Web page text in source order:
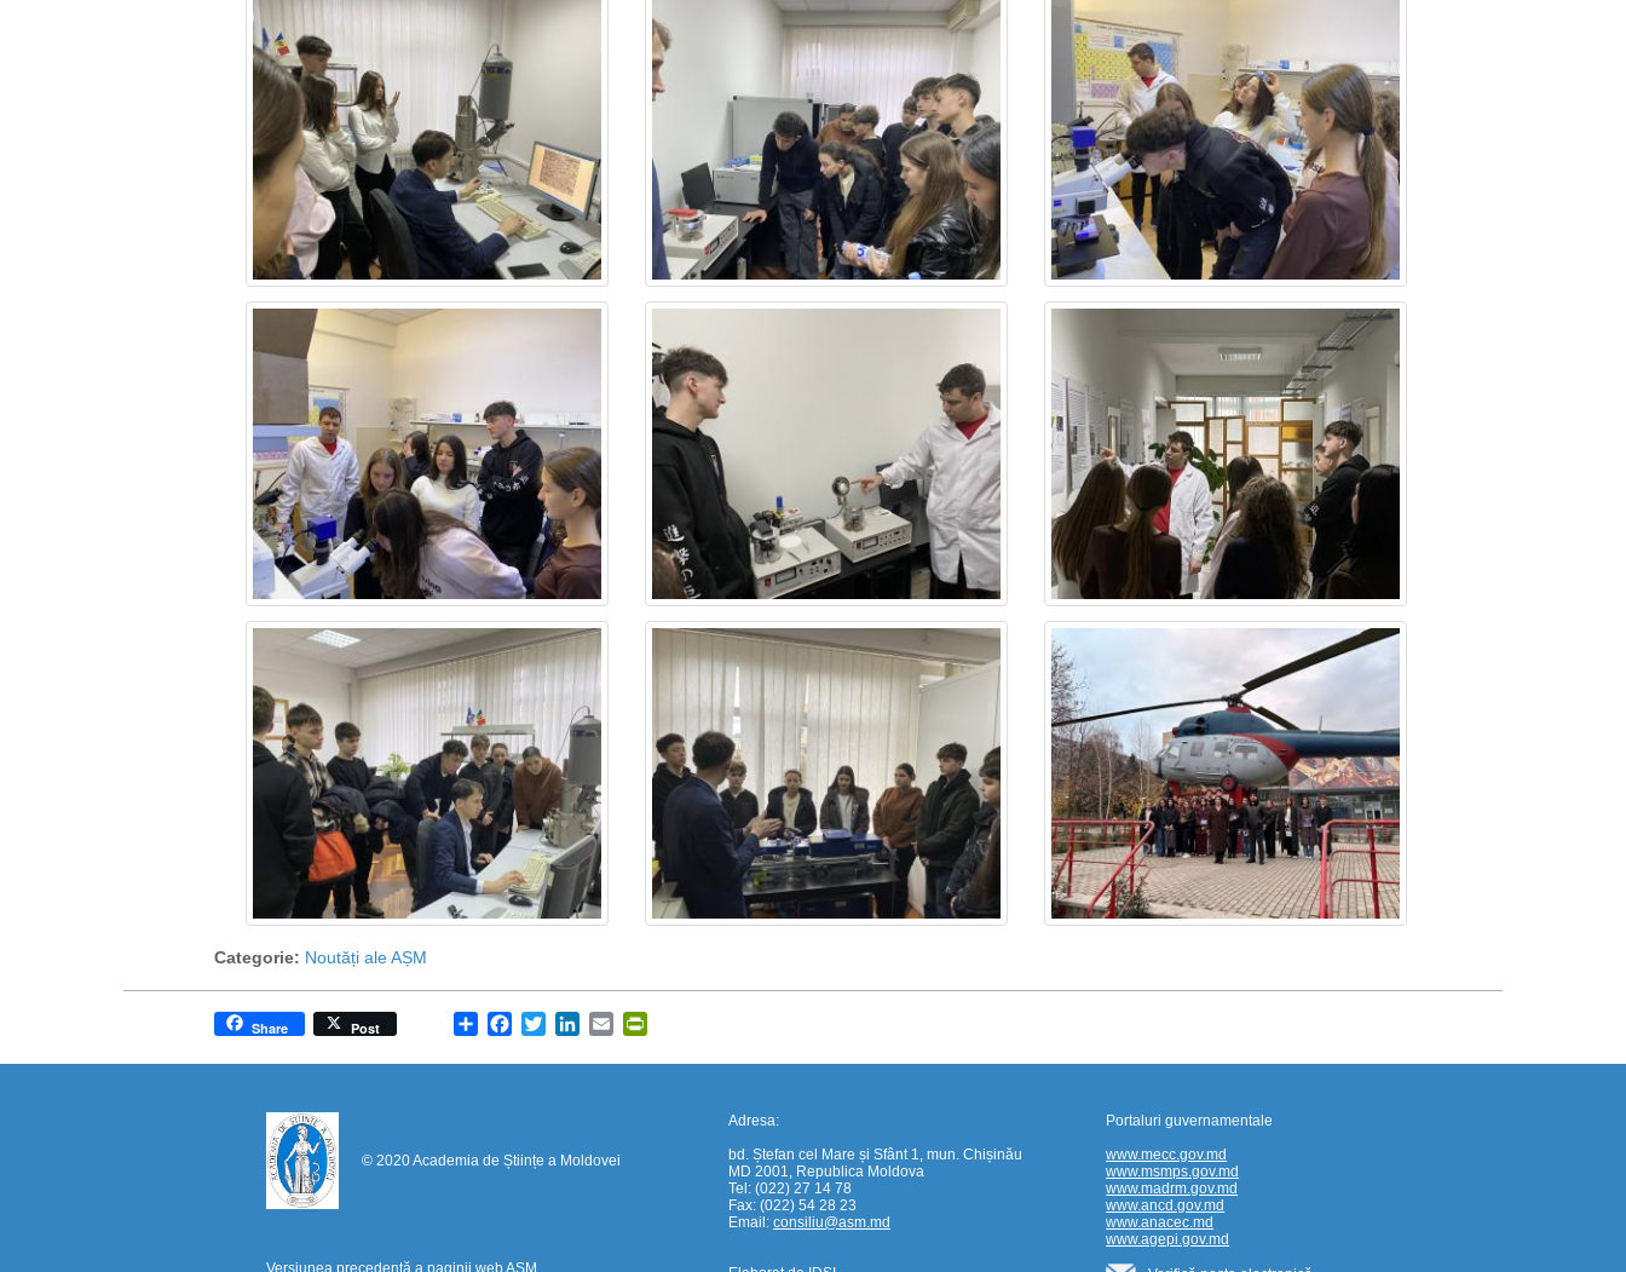
Categorie: Noutăți ale AȘM
Share
Share Post Facebook
TwitterLinkedIn
Email
© 2020 Academia de Științe a Moldovei
Versiunea precedentă a paginii web AȘM
Adresa:
bd. Ștefan cel Mare și Sfânt 1, mun. Chișinău
MD 2001, Republica Moldova
Tel: (022) 27 14 78
Fax: (022) 54 28 23
Email: consiliu@asm.md
https://propletenie.ru/
Portaluri guvernamentale
www.mecc.gov.md
www.msmps.gov.md
www.madrm.gov.md
www.ancd.gov.md
www.anacec.md
www.agepi.gov.md